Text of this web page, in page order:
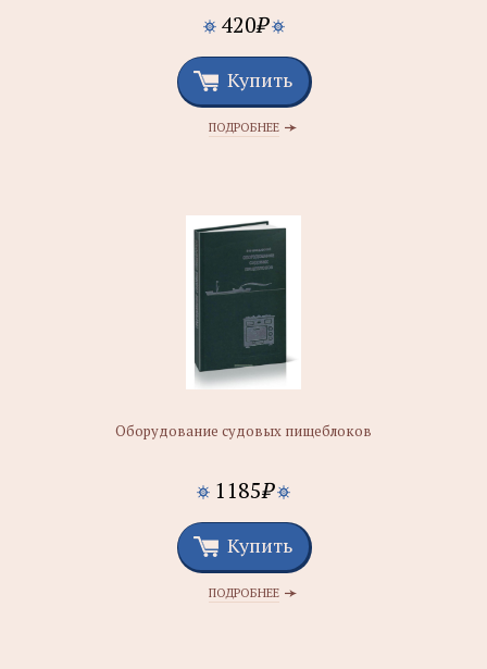
420₽
Купить
ПОДРОБНЕЕ
Оборудование судовых пищеблоков
1185₽
Купить
ПОДРОБНЕЕ